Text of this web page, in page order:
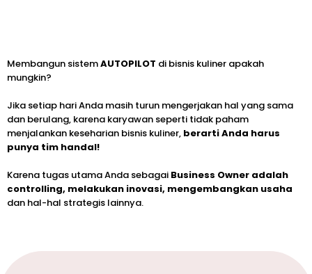
Membangun sistemAUTOPILOT di bisnis kuliner apakah
mungkin?
Jika setiap hari Anda masih turun mengerjakan hal yang sama
dan berulang, karena karyawan seperti tidak paham
menjalankan keseharian bisnis kuliner, berarti Anda harus
punya tim handal!
Karena tugas utama Anda sebagai Business Owner adalah
controlling, melakukan inovasi, mengembangkan usaha
dan hal-hal strategis lainnya.